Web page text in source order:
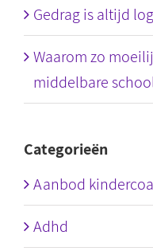
Gedrag is altijd
Waarom zo
middelbare
Categorieën
Aanbod
Adhd